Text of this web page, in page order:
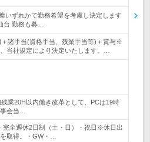
いずれかで勤務希望を考慮し決定します
台 勤務も募…
＋諸手当(資格手当、残業手当等)＋賞与※
当社規定により決定いたします。…
業20H以内働き改革として、PCは19時
会当…
完全週休2日制（土・日）・祝日※休日出
取得。・GW・…